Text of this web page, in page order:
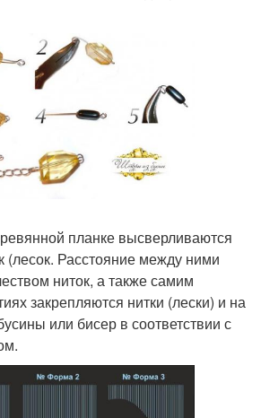
планке высверливаются
(лесок. Расстояние между ними
ниток, а также самим
закрепляются нитки (лески) и на
или бисер в соответствии с